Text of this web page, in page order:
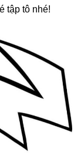
tập tô nhé!